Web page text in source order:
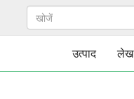
उत्पाद लेख